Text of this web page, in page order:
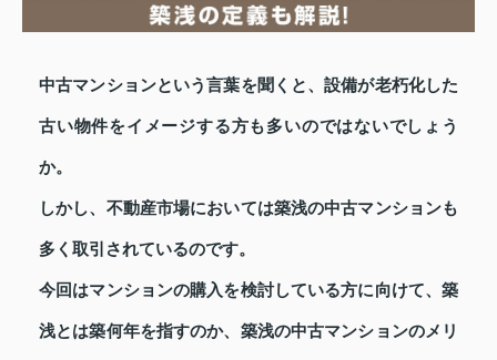
中古マンションという言葉を聞くと、設備が老朽化した
古い物件をイメージする方も多いのではないでしょう
か。
しかし、不動産市場においては築浅の中古マンションも
多く取引されているのです。
今回はマンションの購入を検討している方に向けて、築
浅とは築何年を指すのか、築浅の中古マンションのメリ